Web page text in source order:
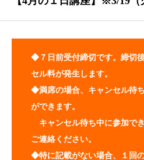
◆７日前受付締切です。締切
セル料が発生します。
◆満席の場合、キャンセル待
ができます。
キャンセル待ち中に参加で
ご連絡ください。
◆特に記載がない場合、１回